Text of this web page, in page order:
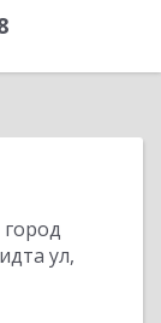
город
ул,